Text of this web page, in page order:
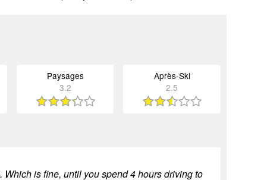
Paysages
3.2
Après-Ski
2.5
is fine, until you spend 4 hours driving to